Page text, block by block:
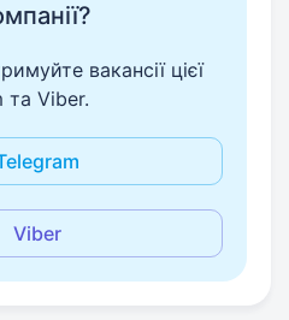
вакансії цієї
та Viber.
Viber